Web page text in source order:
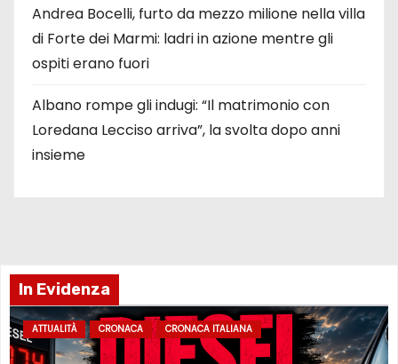
Andrea Bocelli, furto da mezzo milione nella villa
di Forte dei Marmi: ladri in azione mentre gli
ospiti erano fuori
Albano rompe gli indugi: “Il matrimonio con
Loredana Lecciso arriva”, la svolta dopo anni
insieme
In Evidenza
ATTUALITÀ CRONACA CRONACA ITALIANA